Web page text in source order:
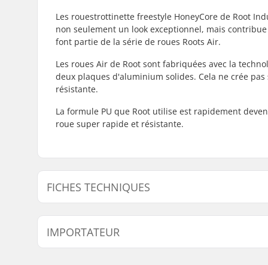
Les rouestrottinette freestyle HoneyCore de Root
non seulement un look exceptionnel, mais
font partie de la série de roues Roots Air.
Les roues Air de Root sont fabriquées avec la
deux plaques d'aluminium solides. Cela ne crée
résistante.
La formule PU que Root utilise est rapidement
roue super rapide et résistante.
FICHES TECHNIQUES
Diamètre des roues:
110mm
Matériau de la Roue :
Roulements:
Inclus
IMPORTATEUR